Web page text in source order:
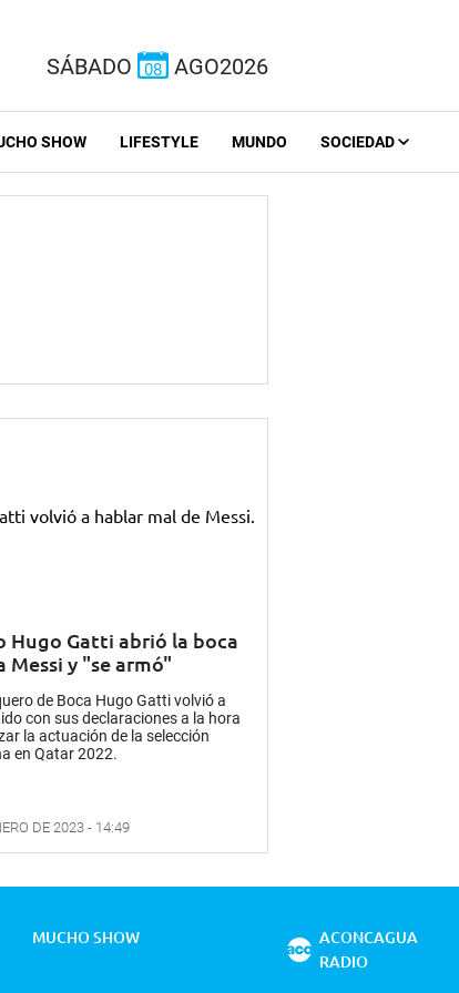
SÁBADO 08 AGO2026
SHOW LIFESTYLE MUNDO SOCIEDAD
Hugo Gatti abrió la boca
Messi y "se armó"
de Boca Hugo Gatti volvió a
con sus declaraciones a la hora
la actuación de la selección
en Qatar 2022.
DE 2023 - 14:49
MUCHO SHOW
ACONCAGUA
RADIO